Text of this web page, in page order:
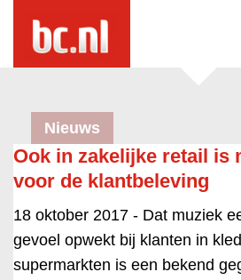
Nieuws
Ook in zakelijke retail is
voor de klantbeleving
18 oktober 2017 - Dat muziek
gevoel opwekt bij klanten in
supermarkten is een bekend